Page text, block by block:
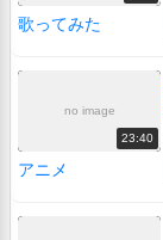
歌ってみた
no image
23:40
アニメ